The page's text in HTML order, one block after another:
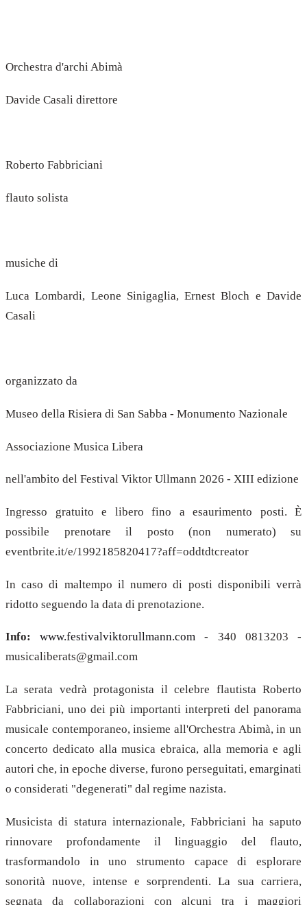
Orchestra d'archi Abimà
Davide Casali direttore
Roberto Fabbriciani
flauto solista
musiche di
Luca Lombardi, Leone Sinigaglia, Ernest Bloch e Davide
Casali
organizzato da
Museo della Risiera di San Sabba - Monumento Nazionale
Associazione Musica Libera
nell'ambito del Festival Viktor Ullmann 2026 - XIII edizione
Ingresso gratuito e libero fino a esaurimento posti. È
possibile prenotare il posto (non numerato) su
eventbrite.it/e/1992185820417?aff=oddtdtcreator
In caso di maltempo il numero di posti disponibili verrà
ridotto seguendo la data di prenotazione.
Info: www.festivalviktorullmann.com- 340 0813203 -
musicaliberats@gmail.com
La serata vedrà protagonista il celebre flautista Roberto
Fabbriciani, uno dei più importanti interpreti del panorama
musicale contemporaneo, insieme all'Orchestra Abimà, in un
concerto dedicato alla musica ebraica, alla memoria e agli
autori che, in epoche diverse, furono perseguitati, emarginati
o considerati "degenerati" dal regime nazista.
Musicista di statura internazionale, Fabbriciani ha saputo
rinnovare profondamente il linguaggio del flauto,
trasformandolo in uno strumento capace di esplorare
sonorità nuove, intense e sorprendenti. La sua carriera,
segnata da collaborazioni con alcuni tra i maggiori